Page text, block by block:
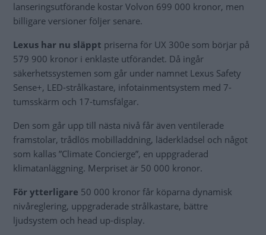
lanseringsutförande kostar Volvon 699 000 kronor, men
billigare versioner följer senare.
Lexus har nu släppt priserna för UX 300e som börjar på
579 900 kronor i enklaste utförandet. Då ingår
säkerhetssystemen som går under namnet Lexus Safety
Sense+, LED-strålkastare, infotainmentsystem med 7-
tumsskärm och 17-tumsfälgar.
Den som går upp till nästa nivå får även ventilerade
framstolar, trådlös mobilladdning, läderklädsel och något
som kallas ”Climate Concierge”, en uppgraderad
klimatanläggning. Merpriset är 50 000 kronor.
För ytterligare 50 000 kronor får köparna dynamisk
nivåreglering, uppgraderade strålkastare, bättre
ljudsystem och head up-display.